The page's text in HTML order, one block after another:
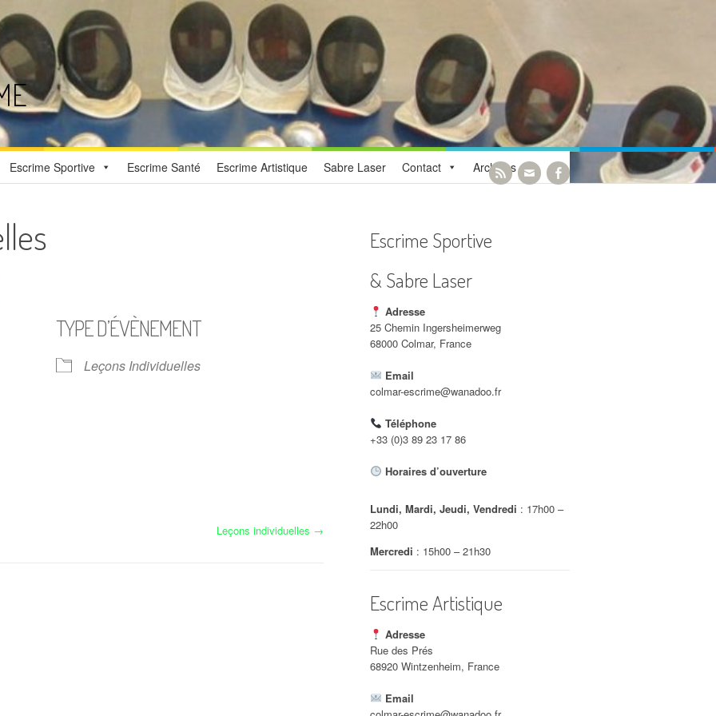
Escrime Sportive Escrime Santé Escrime Artistique Sabre Laser Contact Archives
Office 365
TYPE D’ÉVÈNEMENT
Leçons Individuelles
Leçons individuelles →
Escrime Sportive
& Sabre Laser
Adresse
25 Chemin Ingersheimerweg
68000 Colmar, France
Email
colmar-escrime@wanadoo.fr
Téléphone
+33 (0)3 89 23 17 86
Horaires d’ouverture
Lundi, Mardi, Jeudi, Vendredi : 17h00 –
22h00
Mercredi : 15h00 – 21h30
Escrime Artistique
Adresse
Rue des Prés
68920 Wintzenheim, France
Email